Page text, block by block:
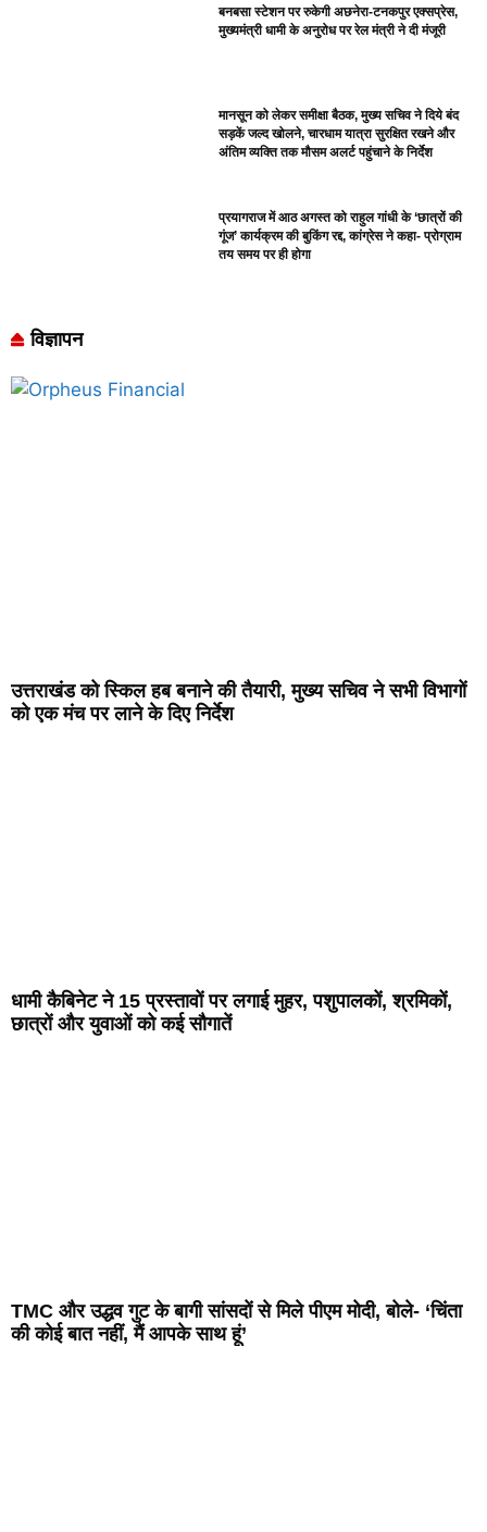
बनबसा स्टेशन पर रुकेगी अछनेरा-टनकपुर एक्सप्रेस,
मुख्यमंत्री धामी के अनुरोध पर रेल मंत्री ने दी मंजूरी
मानसून को लेकर समीक्षा बैठक, मुख्य सचिव ने दिये बंद
सड़कें जल्द खोलने, चारधाम यात्रा सुरक्षित रखने और
अंतिम व्यक्ति तक मौसम अलर्ट पहुंचाने के निर्देश
प्रयागराज में आठ अगस्त को राहुल गांधी के ‘छात्रों की
गूंज’ कार्यक्रम की बुकिंग रद्द, कांग्रेस ने कहा- प्रोग्राम
तय समय पर ही होगा
विज्ञापन
उत्तराखंड को स्किल हब बनाने की तैयारी, मुख्य सचिव ने सभी विभागों
को एक मंच पर लाने के दिए निर्देश
धामी कैबिनेट ने 15 प्रस्तावों पर लगाई मुहर, पशुपालकों, श्रमिकों,
छात्रों और युवाओं को कई सौगातें
TMC और उद्धव गुट के बागी सांसदों से मिले पीएम मोदी, बोले- ‘चिंता
की कोई बात नहीं, मैं आपके साथ हूं’